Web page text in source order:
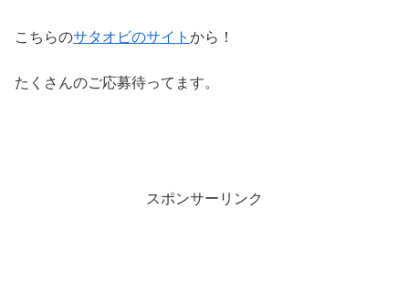
こちらのサタオビのサイト から！
たくさんのご応募待ってます。
スポンサーリンク